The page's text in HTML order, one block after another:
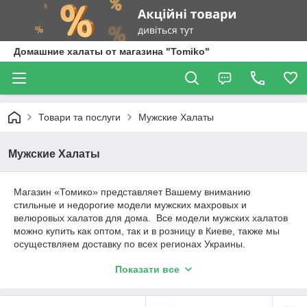
Домашние халаты от магазина "Tomiko"
Товари та послуги Мужские Халаты
Мужские Халаты
Магазин «Томико» представляет Вашему вниманию
стильные и недорогие модели мужских махровых и
велюровых халатов для дома. Все модели мужских халатов
можно купить как оптом, так и в розницу в Киеве, также мы
осуществляем доставку по всех регионах Украины.
Мужские махровые халаты в Киеве
Показати все